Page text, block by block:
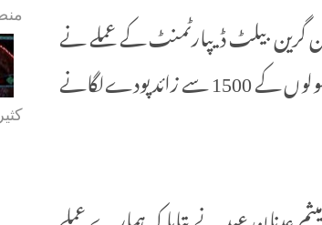
بیلٹ ڈیپارٹمنٹ کے عملے نے
اپنے ایک سبزہ زار میں مختلف اقسام اور رنگوں کے گرمائی پھولوں کے 1500 سے زائد پودےلگانے